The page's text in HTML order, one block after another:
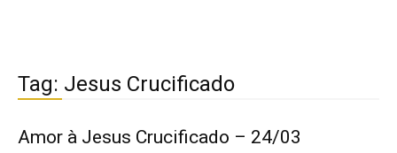
Tag: Jesus Crucificado
Amor à Jesus Crucificado – 24/03